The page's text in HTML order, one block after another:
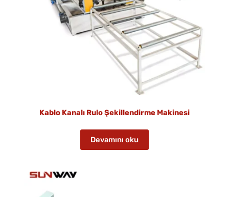
Kablo Kanalı Rulo Şekillendirme Makinesi
Devamını oku